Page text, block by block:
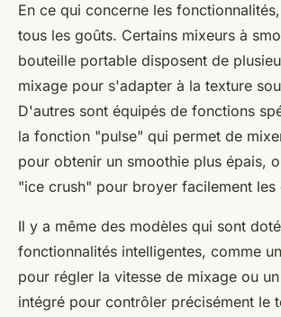
En ce qui concerne les
tous les goûts. Certains mixeurs à
bouteille portable disposent de
mixage pour s'adapter à la texture
D'autres sont équipés de fonctions
la fonction "pulse" qui permet de
pour obtenir un smoothie plus épais,
"ice crush" pour broyer facilement les
Il y a même des modèles qui sont
fonctionnalités intelligentes, comme
pour régler la vitesse de mixage ou
intégré pour contrôler précisément le